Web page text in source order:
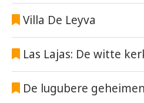
Villa De Leyva
Las Lajas: De witte
De lugubere